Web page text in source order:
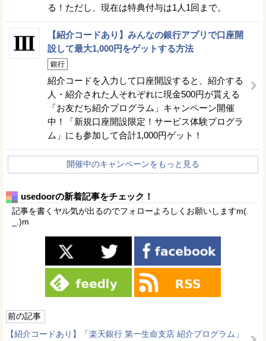
る！ただし、現在は特典付与は1人1回まで。
【紹介コードあり】みんなの銀行アプリで口座開
設して最大1,000円をゲットする方法
銀行
紹介コードを入力して口座開設すると、紹介する
人・紹介された人それぞれに現金500円が貰える
「お友だち紹介プログラム」キャンペーン開催
中！「新規口座開設限定！サービス体験プログラ
ム」にも参加して合計1,000円ゲット！
開催中のキャンペーンをもっと見る
usedoorの新着記事をチェック！
記事を書くヤル気が出るのでフォローよろしくお願いしますm(.
_.)m
前の記事
【紹介コードあり】「楽天銀行 第一生命支店 紹介プログラム」